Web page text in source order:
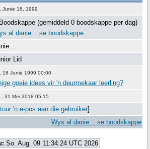
Junie 18, 1999
(gemiddeld 0 boodskappe per dag)
al danie... se boodskappe
Lid
18 Junie 1999 00:00
goeie idees vir 'n deurmekaar leerling?
31 Mei 2018 05:15
'n e-pos aan die gebruiker]
Wys al danie... se boodskappe
So. Aug. 09 11:34:24 UTC 2026